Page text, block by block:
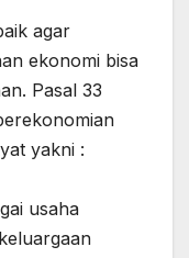
agar
ekonomi bisa
Pasal 33
yakni :
usaha